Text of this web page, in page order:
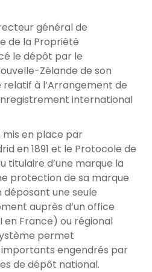
général de
de la Propriété
le dépôt par le
Zélande de son
à l’Arrangement de
international
mis en place par
en 1891 et le Protocole de
titulaire d’une marque la
protection de sa marque
déposant une seule
auprès d’un office
en France) ou régional
permet
importants engendrés par
de dépôt national.